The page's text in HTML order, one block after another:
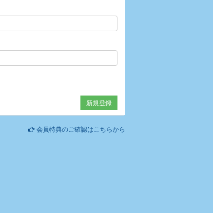
会員特典のご確認はこちらから